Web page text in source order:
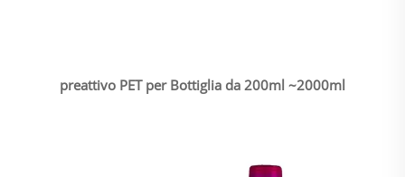
preattivo PET per Bottiglia da 200ml ~2000ml